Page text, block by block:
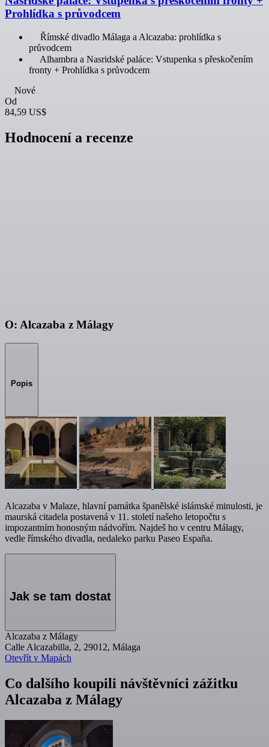
Prohlídka s průvodcem
Římské divadlo Málaga a Alcazaba: prohlídka s
průvodcem
Alhambra a Nasridské paláce: Vstupenka s přeskočením
fronty + Prohlídka s průvodcem
Nové
Od
84,59 US$
Hodnocení a recenze
O: Alcazaba z Málagy
Popis
Alcazaba v Malaze, hlavní památka španělské islámské minulosti, je
maurská citadela postavená v 11. století našeho letopočtu s
impozantním honosným nádvořím. Najdeš ho v centru Málagy,
vedle římského divadla, nedaleko parku Paseo España.
Jak se tam dostat
Alcazaba z Málagy
Calle Alcazabilla, 2, 29012, Málaga
Otevřít v Mapách
Co dalšího koupili návštěvníci zážitku
Alcazaba z Málagy